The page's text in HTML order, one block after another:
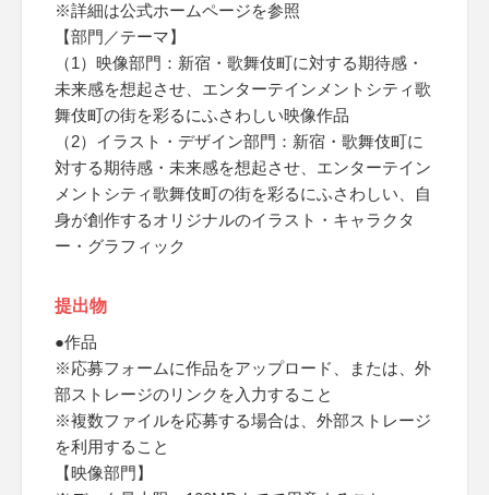
※詳細は公式ホームページを参照
【部門／テーマ】
（1）映像部門：新宿・歌舞伎町に対する期待感・
未来感を想起させ、エンターテインメントシティ歌
舞伎町の街を彩るにふさわしい映像作品
（2）イラスト・デザイン部門：新宿・歌舞伎町に
対する期待感・未来感を想起させ、エンターテイン
メントシティ歌舞伎町の街を彩るにふさわしい、自
身が創作するオリジナルのイラスト・キャラクタ
ー・グラフィック
提出物
●作品
※応募フォームに作品をアップロード、または、外
部ストレージのリンクを入力すること
※複数ファイルを応募する場合は、外部ストレージ
を利用すること
【映像部門】